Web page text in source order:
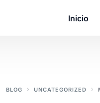
Inicio
BLOG UNCATEGORIZED